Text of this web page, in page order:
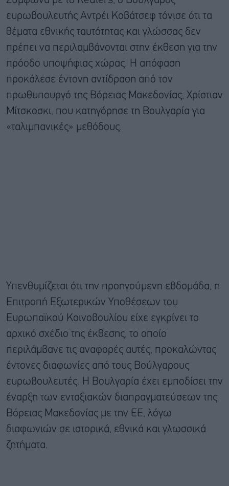
ευρωβουλευτής Αντρέι Κοβάτσεφ τόνισε ότι τα
θέματα εθνικής ταυτότητας και γλώσσας δεν
πρέπει να περιλαμβάνονται στην έκθεση για την
πρόοδο υποψήφιας χώρας. Η απόφαση
προκάλεσε έντονη αντίδραση από τον
πρωθυπουργό της Βόρειας Μακεδονίας, Χρίστιαν
Μίτσκοσκι, που κατηγόρησε τη Βουλγαρία για
«ταλιμπανικές» μεθόδους.
Υπενθυμίζεται ότι την προηγούμενη εβδομάδα, η
Επιτροπή Εξωτερικών Υποθέσεων του
Ευρωπαϊκού Κοινοβουλίου είχε εγκρίνει το
αρχικό σχέδιο της έκθεσης, το οποίο
περιλάμβανε τις αναφορές αυτές, προκαλώντας
έντονες διαφωνίες από τους Βούλγαρους
ευρωβουλευτές. Η Βουλγαρία έχει εμποδίσει την
έναρξη των ενταξιακών διαπραγματεύσεων της
Βόρειας Μακεδονίας με την ΕΕ, λόγω
διαφωνιών σε ιστορικά, εθνικά και γλωσσικά
ζητήματα.